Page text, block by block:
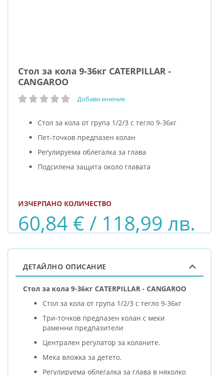
Стол за кола 9-36кг CATERPILLAR -
CANGAROO
рейтинг: Добави мнение
Стол за кола от група 1/2/3 с тегло 9-36кг
Пет-точков предпазен колан
Регулируема облегалка за глава
Подсилена защита около главата
60,84 € / 118,99 лв.
ИЗЧЕРПАНО КОЛИЧЕСТВО
ДЕТАЙЛНО ОПИСАНИЕ
Стол за кола 9-36кг CATERPILLAR - CANGAROO
Стол за кола от група 1/2/3 с тегло 9-36кг
Три-точков предпазен колан с меки
раменни предпазители
Централен регулатор за коланите.
Мека вложка за детето.
Регулируема облегалка за глава в няколко